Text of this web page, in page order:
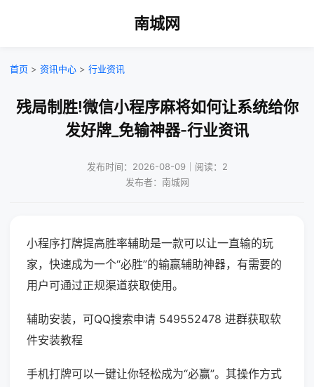
南城网
首页 > 资讯中心 > 行业资讯
残局制胜!微信小程序麻将如何让系统给你
发好牌_免输神器-行业资讯
发布时间：2026-08-09｜阅读：2
发布者：南城网
小程序打牌提高胜率辅助是一款可以让一直输的玩
家，快速成为一个“必胜”的输赢辅助神器，有需要的
用户可通过正规渠道获取使用。
辅助安装，可QQ搜索申请 549552478 进群获取软
件安装教程
手机打牌可以一键让你轻松成为“必赢”。其操作方式